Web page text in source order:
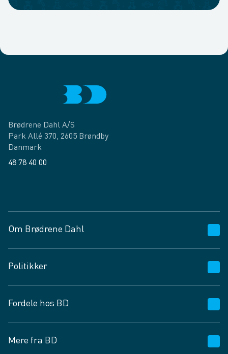
Brødrene Dahl A/S
Park Allé 370, 2605 Brøndby
Danmark
48 78 40 00
Om Brødrene Dahl
Vagttelefon 30 10 89 89
Spørgsmål og svar
Job og karriere
Fødevarekontrolrapport
Politikker
Privatlivspolitik
Cookies
Vilkår og betingelser
Fordele hos BD
BD app
Mere fra BD